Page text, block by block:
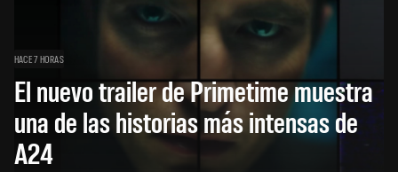
HACE 7 HORAS
El nuevo trailer de Primetime muestra
una de las historias más intensas de
A24